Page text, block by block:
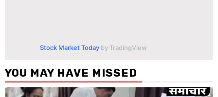
Stock Market Today by TradingView
YOU MAY HAVE MISSED